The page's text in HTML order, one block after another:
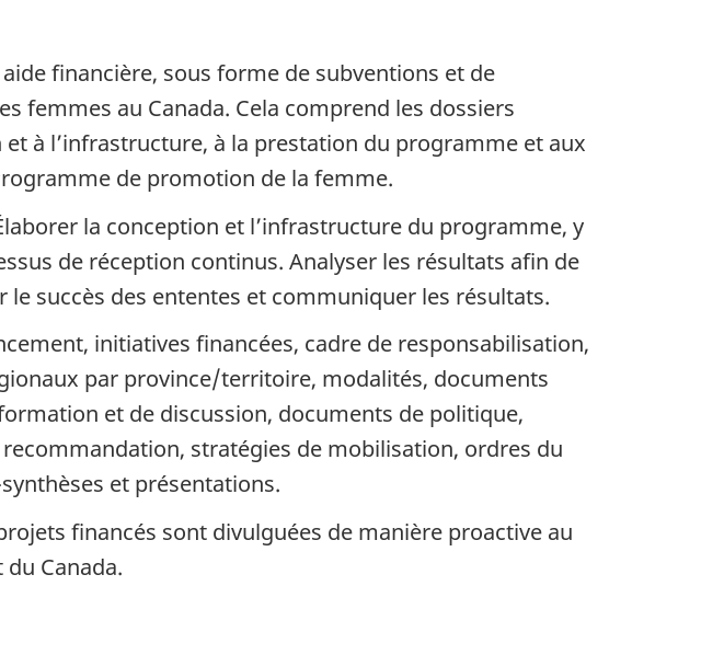
financière, sous forme de subventions et de
femmes au Canada. Cela comprend les dossiers
à l’infrastructure, à la prestation du programme et aux
de promotion de la femme.
la conception et l’infrastructure du programme, y
de réception continus. Analyser les résultats afin de
succès des ententes et communiquer les résultats.
initiatives financées, cadre de responsabilisation,
par province/territoire, modalités, documents
et de discussion, documents de politique,
stratégies de mobilisation, ordres du
et présentations.
financés sont divulguées de manière proactive au
Canada.